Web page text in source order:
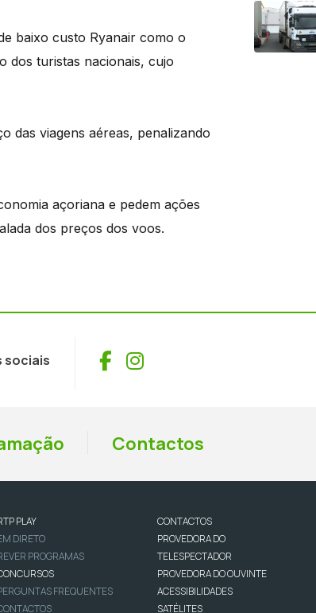
baixo custo Ryanair como o
dos turistas nacionais, cujo
das viagens aéreas, penalizando
açoriana e pedem ações
dos preços dos voos.
sociais Facebook
Instagram
Contactos
PLAY
DIRETO
PROGRAMAS
FREQUENTES
CONTACTOS
PROVEDORA DO
TELESPECTADOR
PROVEDORA DO OUVINTE
ACESSIBILIDADES
SATÉLITES